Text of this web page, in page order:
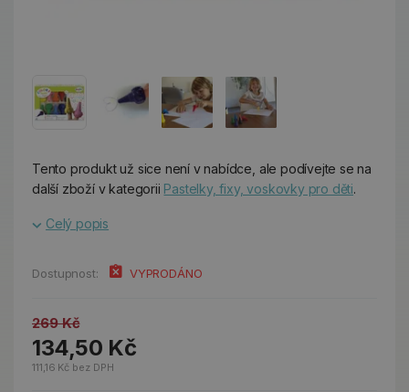
Tento produkt už sice není v nabídce, ale podívejte se na
další zboží v kategorii Pastelky, fixy, voskovky pro děti.
Celý popis
Dostupnost: VYPRODÁNO
269 Kč
134,50 Kč
111,16 Kč bez DPH